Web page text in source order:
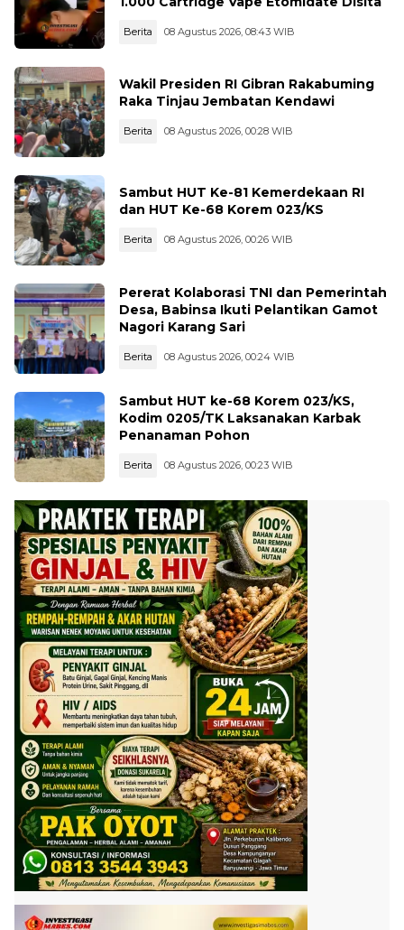
Berita 08 Agustus 2026, 08:43 WIB
Wakil Presiden RI Gibran Rakabuming
Raka Tinjau Jembatan Kendawi
Berita 08 Agustus 2026, 00:28 WIB
Sambut HUT Ke-81 Kemerdekaan RI
dan HUT Ke-68 Korem 023/KS
Berita 08 Agustus 2026, 00:26 WIB
Pererat Kolaborasi TNI dan Pemerintah
Desa, Babinsa Ikuti Pelantikan Gamot
Nagori Karang Sari
Berita 08 Agustus 2026, 00:24 WIB
Sambut HUT ke-68 Korem 023/KS,
Kodim 0205/TK Laksanakan Karbak
Penanaman Pohon
Berita 08 Agustus 2026, 00:23 WIB